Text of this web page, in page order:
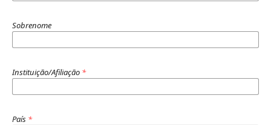
Sobrenome
Instituição/Afiliação *
País *